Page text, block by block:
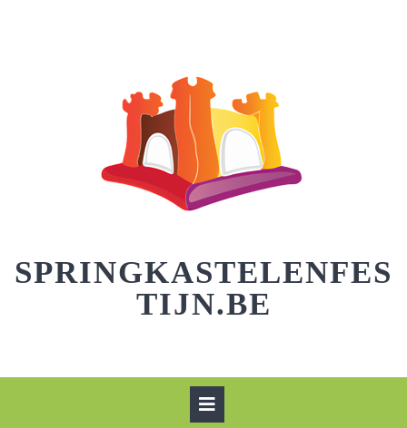
SPRINGKASTELENFES
TIJN.BE